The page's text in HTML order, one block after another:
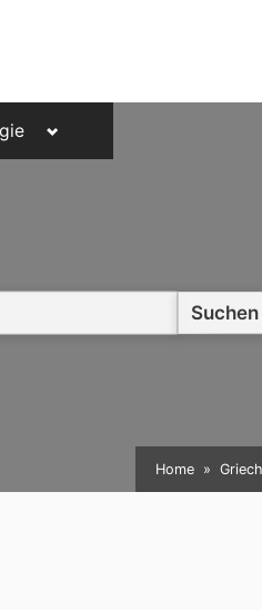
Toggle
menu
Home